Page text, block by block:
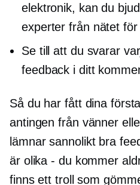
elektronik, kan du
experter från nätet
Se till att du svarar
feedback i ditt
Så du har fått dina
antingen från vänner
lämnar sannolikt bra
är olika - du kommer
finns ett troll som